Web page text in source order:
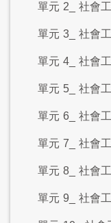
單元 2_ 社會
單元 3_ 社會
單元 4_ 社會
單元 5_ 社會
單元 6_ 社會
單元 7_ 社會
單元 8_ 社會
單元 9_ 社會